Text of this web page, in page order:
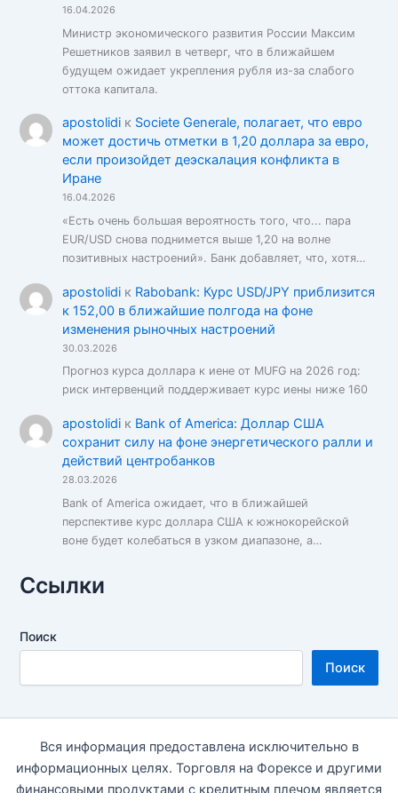
16.04.2026
Министр экономического развития России Максим
Решетников заявил в четверг, что в ближайшем
будущем ожидает укрепления рубля из-за слабого
оттока капитала.
apostolidiк Societe Generale, полагает, что евро
может достичь отметки в 1,20 доллара за евро,
если произойдет деэскалация конфликта в
Иране
16.04.2026
«Есть очень большая вероятность того, что... пара
EUR/USD снова поднимется выше 1,20 на волне
позитивных настроений». Банк добавляет, что, хотя…
apostolidiк Rabobank: Курс USD/JPY приблизится
к 152,00 в ближайшие полгода на фоне
изменения рыночных настроений
30.03.2026
Прогноз курса доллара к иене от MUFG на 2026 год:
риск интервенций поддерживает курс иены ниже 160
apostolidiк Bank of America: Доллар США
сохранит силу на фоне энергетического ралли и
действий центробанков
28.03.2026
Bank of America ожидает, что в ближайшей
перспективе курс доллара США к южнокорейской
воне будет колебаться в узком диапазоне, а…
Ссылки
Поиск
Поиск
Вся информация предоставлена исключительно в
информационных целях. Торговля на Форексе и другими
финансовыми продуктами с кредитным плечом является